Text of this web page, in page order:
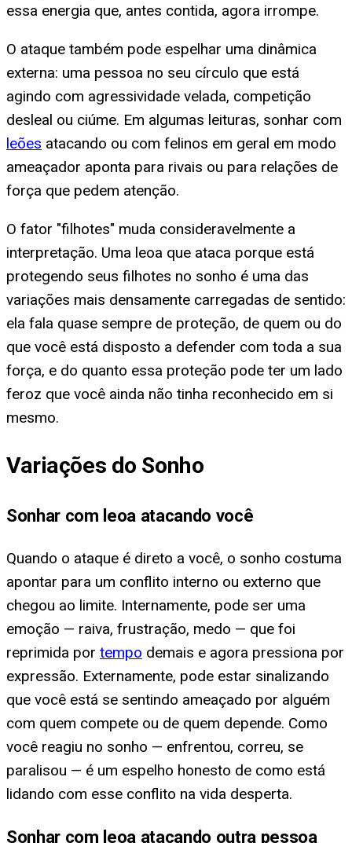
essa energia que, antes contida, agora irrompe.
O ataque também pode espelhar uma dinâmica
externa: uma pessoa no seu círculo que está
agindo com agressividade velada, competição
desleal ou ciúme. Em algumas leituras, sonhar com
leões atacando ou com felinos em geral em modo
ameaçador aponta para rivais ou para relações de
força que pedem atenção.
O fator "filhotes" muda consideravelmente a
interpretação. Uma leoa que ataca porque está
protegendo seus filhotes no sonho é uma das
variações mais densamente carregadas de sentido:
ela fala quase sempre de proteção, de quem ou do
que você está disposto a defender com toda a sua
força, e do quanto essa proteção pode ter um lado
feroz que você ainda não tinha reconhecido em si
mesmo.
Variações do Sonho
Sonhar com leoa atacando você
Quando o ataque é direto a você, o sonho costuma
apontar para um conflito interno ou externo que
chegou ao limite. Internamente, pode ser uma
emoção — raiva, frustração, medo — que foi
reprimida por tempo demais e agora pressiona por
expressão. Externamente, pode estar sinalizando
que você está se sentindo ameaçado por alguém
com quem compete ou de quem depende. Como
você reagiu no sonho — enfrentou, correu, se
paralisou — é um espelho honesto de como está
lidando com esse conflito na vida desperta.
Sonhar com leoa atacando outra pessoa